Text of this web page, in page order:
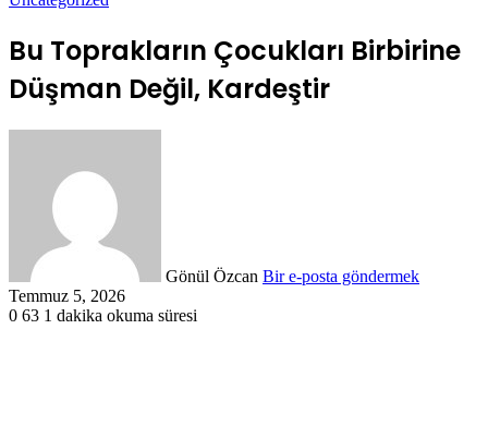
Bu Toprakların Çocukları Birbirine
Düşman Değil, Kardeştir
Gönül Özcan Bir e-posta göndermek
Temmuz 5, 2026
0 63 1 dakika okuma süresi